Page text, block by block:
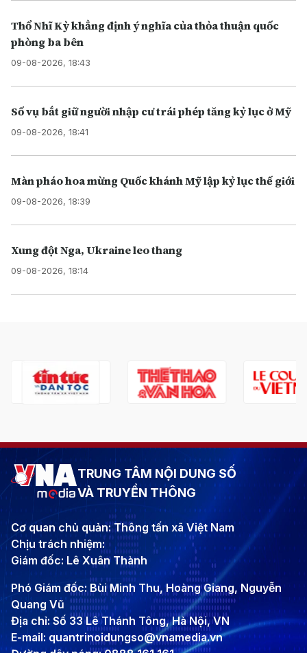
Thổ Nhĩ Kỳ khẳng định ý nghĩa của thỏa thuận quốc
phòng ba bên
09-08-2026, 18:43
Số vụ bắt giữ người nhập cư trái phép tăng kỷ lục ở Mỹ
09-08-2026, 18:41
Màn pháo hoa mừng Quốc khánh Mỹ lập kỷ lục thế giới
09-08-2026, 18:39
Xung đột Nga, Ukraine leo thang
09-08-2026, 18:14
TRUNG TÂM NỘI DUNG SỐ
VÀ TRUYỀN THÔNG
Cơ quan chủ quản: Thông tấn xã Việt Nam
Chịu trách nhiệm:
Giám đốc: Lê Xuân Thành
Phó Giám đốc: Bùi Minh Thu, Hoàng Giang, Nguyễn
Quang Vũ
Địa chỉ: Số 33 Lê Thánh Tông, Hà Nội, VN
E-mail: quantrinoidungso@vnamedia.vn